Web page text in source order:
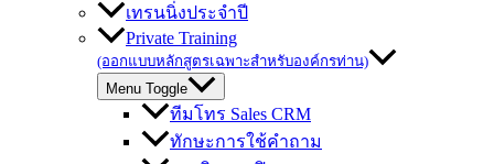
เทรนนิ่งประจำปี
Private Training
(ออกแบบหลักสูตรเฉพาะสำหรับองค์กรท่าน)
Menu Toggle
ทีมโทร Sales CRM
ทักษะการใช้คำถาม